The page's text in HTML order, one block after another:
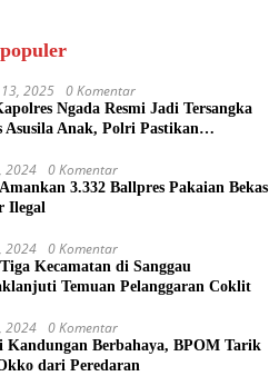
2025 0 Komentar
Ngada Resmi Jadi Tersangka
Asusila Anak, Polri Pastikan
2024 0 Komentar
3.332 Ballpres Pakaian Bekas
Ilegal
2024 0 Komentar
Kecamatan di Sanggau
Temuan Pelanggaran Coklit
2024 0 Komentar
Berbahaya, BPOM Tarik
dari Peredaran